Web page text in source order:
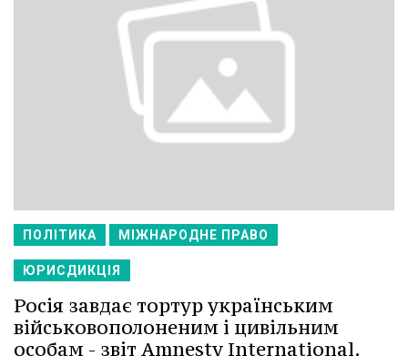
ПОЛІТИКА МІЖНАРОДНЕ ПРАВО
ЮРИСДИКЦІЯ
Росія завдає тортур українським
військовополоненим і цивільним
особам - звіт Amnesty International.